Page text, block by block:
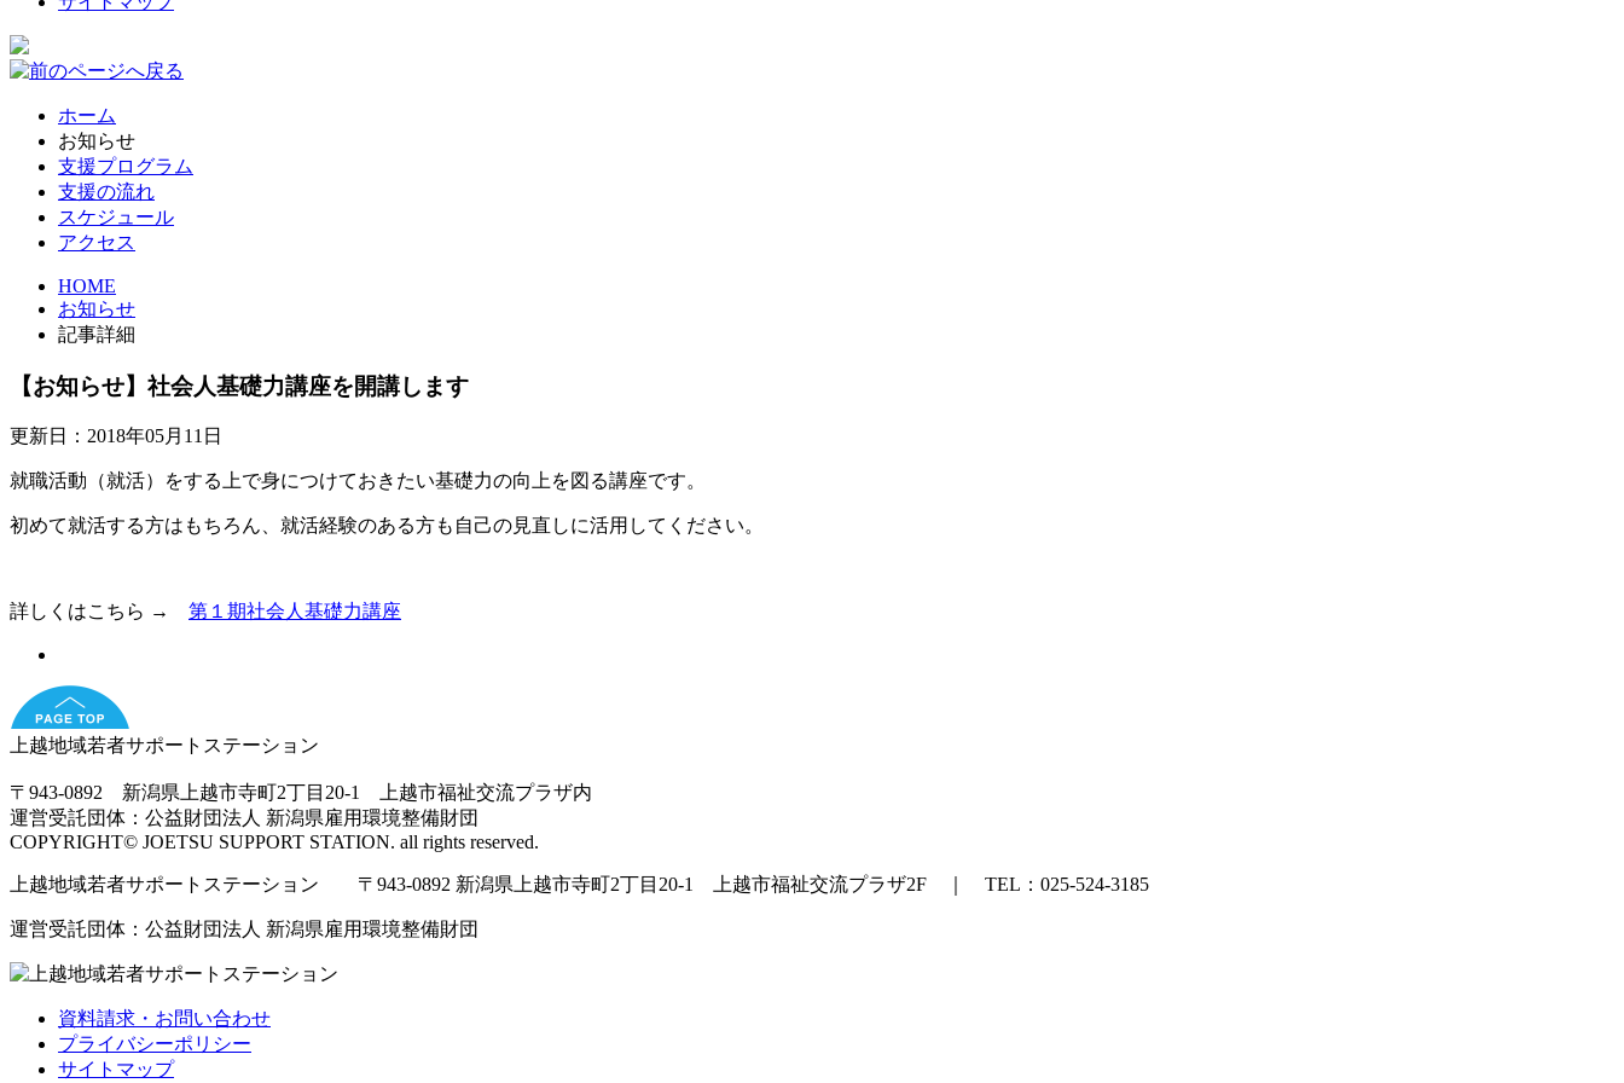
ホーム
お知らせ
支援プログラム
支援の流れ
スケジュール
アクセス
HOME
お知らせ
記事詳細
【お知らせ】社会人基礎力講座を開講します
更新日：2018年05月11日
就職活動（就活）をする上で身につけておきたい基礎力の向上を図る講座です。
初めて就活する方はもちろん、就活経験のある方も自己の見直しに活用してください。
詳しくはこちら → 第１期社会人基礎力講座
上越地域若者サポートステーション
〒943-0892 新潟県上越市寺町2丁目20-1 上越市福祉交流プラザ内
運営受託団体：公益財団法人 新潟県雇用環境整備財団
COPYRIGHT© JOETSU SUPPORT STATION. all rights reserved.
上越地域若者サポートステーション 〒943-0892 新潟県上越市寺町2丁目20-1 上越市福祉交流プラザ2F ｜ TEL：025-524-3185
運営受託団体：公益財団法人 新潟県雇用環境整備財団
資料請求・お問い合わせ
プライバシーポリシー
サイトマップ